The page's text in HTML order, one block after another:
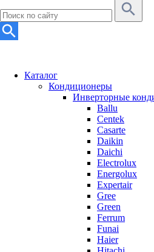
Каталог
Кондиционеры
Инверторные
Ballu
Centek
Casarte
Daikin
Daichi
Electrolux
Energolux
Expertair
Gree
Green
Ferrum
Funai
Haier